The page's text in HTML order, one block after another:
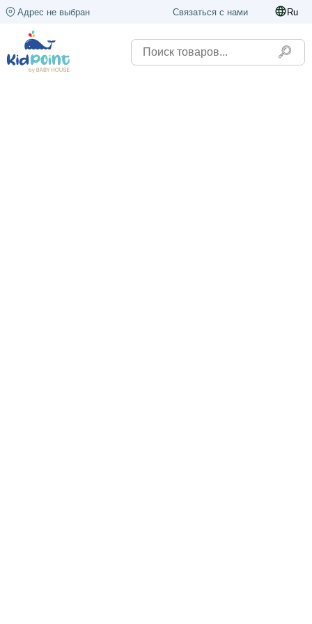
Адрес не выбран Связаться с нами Ru